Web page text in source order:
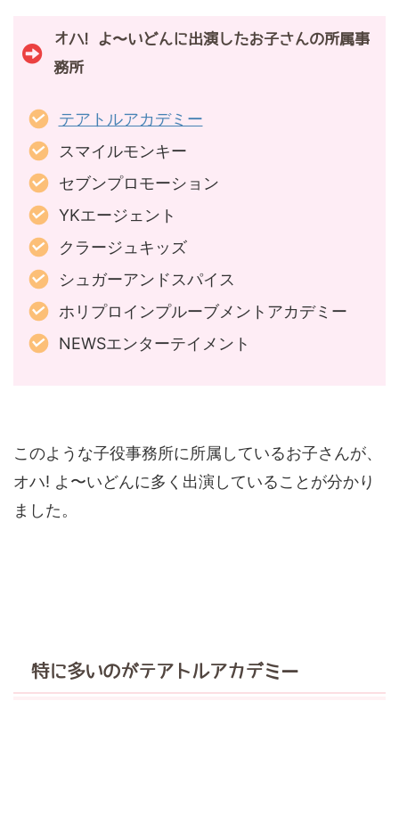
オハ! よ〜いどんに出演したお子さんの所属事
務所
テアトルアカデミー
スマイルモンキー
セブンプロモーション
YKエージェント
クラージュキッズ
シュガーアンドスパイス
ホリプロインプルーブメントアカデミー
NEWSエンターテイメント
このような子役事務所に所属しているお子さんが、
オハ! よ〜いどんに多く出演していることが分かり
ました。
特に多いのがテアトルアカデミー